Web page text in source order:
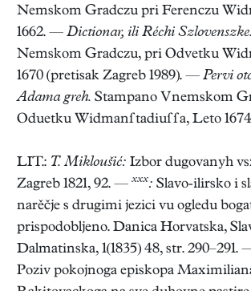
Nemskom Gradczu pri Ferenczu
1662. — Dictionar, ili Réchi Szlovenszke.
Nemskom Gradczu, pri Odvetku
1670 (pretisak Zagreb 1989). — Pervi
Adama greh. Stampano Vnemskom
Oduetku Widmanſtadiuſſa, Leto
LIT.: T. Mikloušić: Izbor dugovanyh
Zagreb 1821, 92. — xxx: Slavo-ilirsko i
narěčje s drugimi jezici vu ogledu
prispodobljeno. Danica Horvatska,
Dalmatinska, 1(1835) 48, str. 290–291.
Poziv pokojnoga episkopa